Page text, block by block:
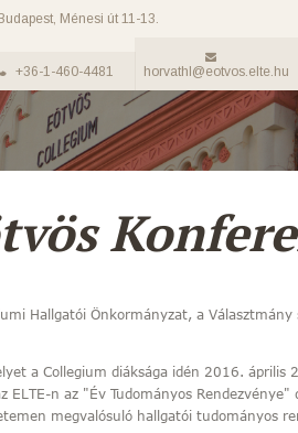
Ménesi út 11-13.
+36-1-460-4481 horvathl@eotvos.elte.hu
Hallgatói Önkormányzat, a
a Collegium diáksága idén 2016.
ELTE-n az "Év Tudományos
megvalósuló hallgatói tudományos